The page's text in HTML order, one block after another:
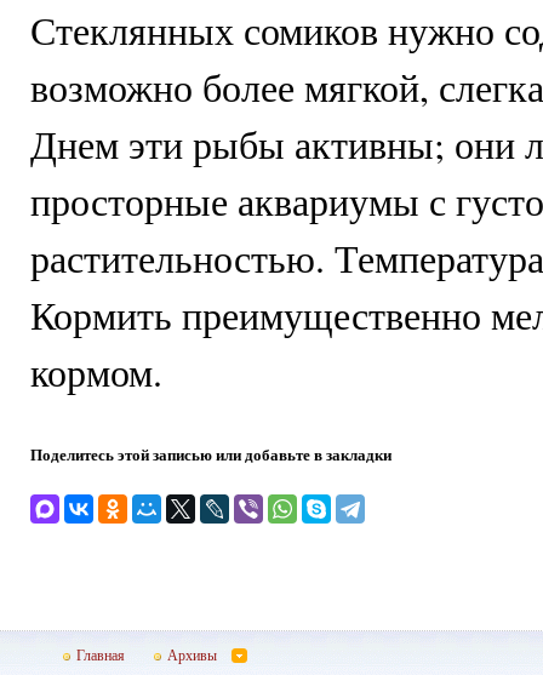
Стеклянных сомиков нужно
возможно более мягкой,
Днем эти рыбы активны; они
просторные аквариумы с
растительностью.
Кормить преимущественно
кормом.
Поделитесь этой записью или добавьте в закладки
Главная Архивы